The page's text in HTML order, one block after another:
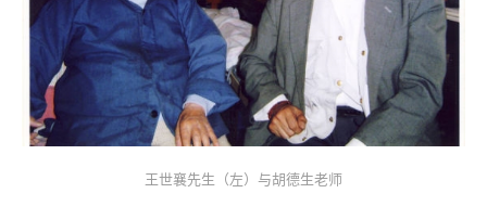
王世襄先生（左）与胡德生老师